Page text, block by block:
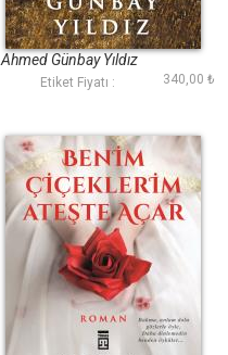
Aşka Uyanmak
Ahmed Günbay Yıldız
Etiket Fiyatı : 340,00 ₺